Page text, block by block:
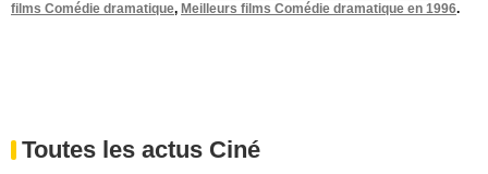
films Comédie dramatique, Meilleurs films Comédie dramatique en 1996.
Toutes les actus Ciné